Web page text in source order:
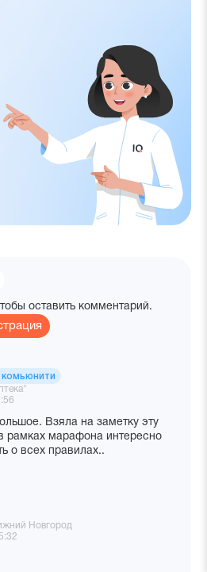
оставить комментарий.
комьюнити
Взяла на заметку эту
рамках марафона интересно
о всех правилах..
Новгород